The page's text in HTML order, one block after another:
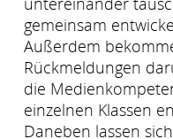
gemeinsam
Außerdem
Rückmeldungen
die
einzelnen Klassen
Daneben lassen